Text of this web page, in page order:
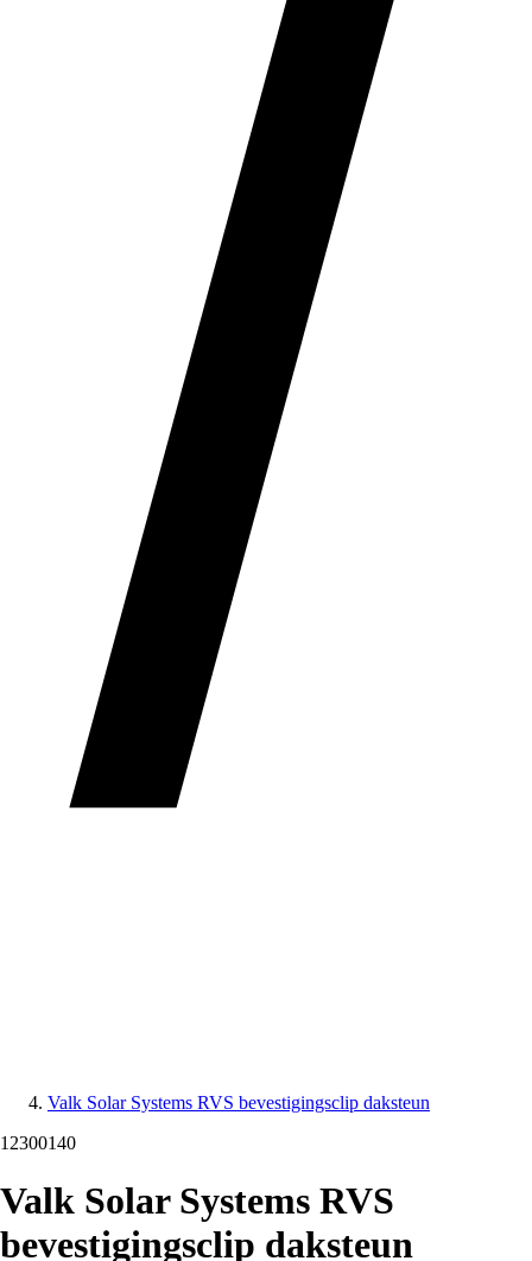
Valk Solar Systems RVS bevestigingsclip daksteun
12300140
Valk Solar Systems RVS
bevestigingsclip daksteun